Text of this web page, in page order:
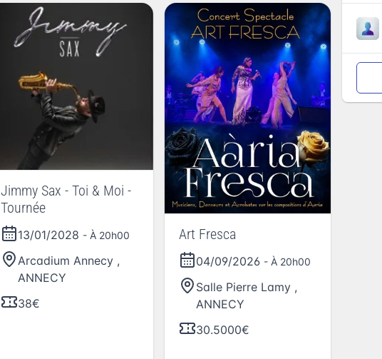
Jimmy Sax - Toi & Moi -
Tournée
13/01/2028 - À 20h00
Arcadium Annecy ,
ANNECY
38€
Art Fresca
04/09/2026 - À 20h00
Salle Pierre Lamy ,
ANNECY
30.5000€